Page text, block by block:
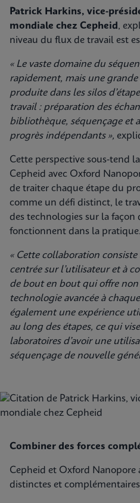
Patrick Harkins, vice-
mondiale chez Cepheid ,
niveau du flux de travail est
« Le vaste domaine du
rapidement, mais une grande
produite dans les silos
travail : préparation des
bibliothèque, séquençage et
progrès indépendants »,
Cette perspective sous-tend
Cepheid avec Oxford
de traiter chaque étape du
comme un défi distinct, le
des technologies sur la façon
fonctionnent dans la pratique.
« Cette collaboration consiste
centrée sur l’utilisateur et à
de bout en bout qui offre
technologie avancée à
également une expérience
au long des étapes, ce qui
laboratoires d’avoir une
séquençage de nouvelle
Combiner des forces
Cepheid et Oxford Nanopore
distinctes et